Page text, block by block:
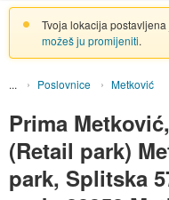
Tvoja lokacija
možeš ju promijeniti.
Poslovnice Metković
Prima
(Retail park)
park, Splitska